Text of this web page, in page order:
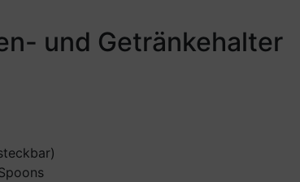
und Getränkehalter